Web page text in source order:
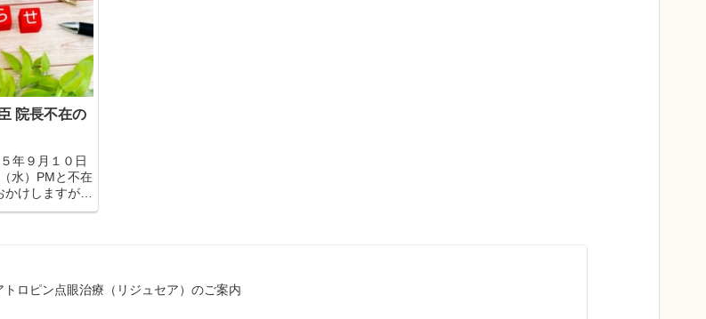
院長不在の
年９月１０日
水）PMと不在
けしますが何
。
トロピン点眼治療（リジュセア）のご案内